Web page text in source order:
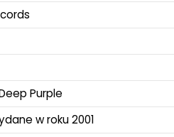
Purple
w roku 2001